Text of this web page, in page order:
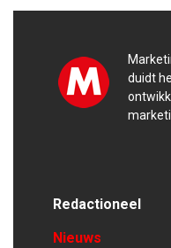
duidt
Redactioneel
Nieuws